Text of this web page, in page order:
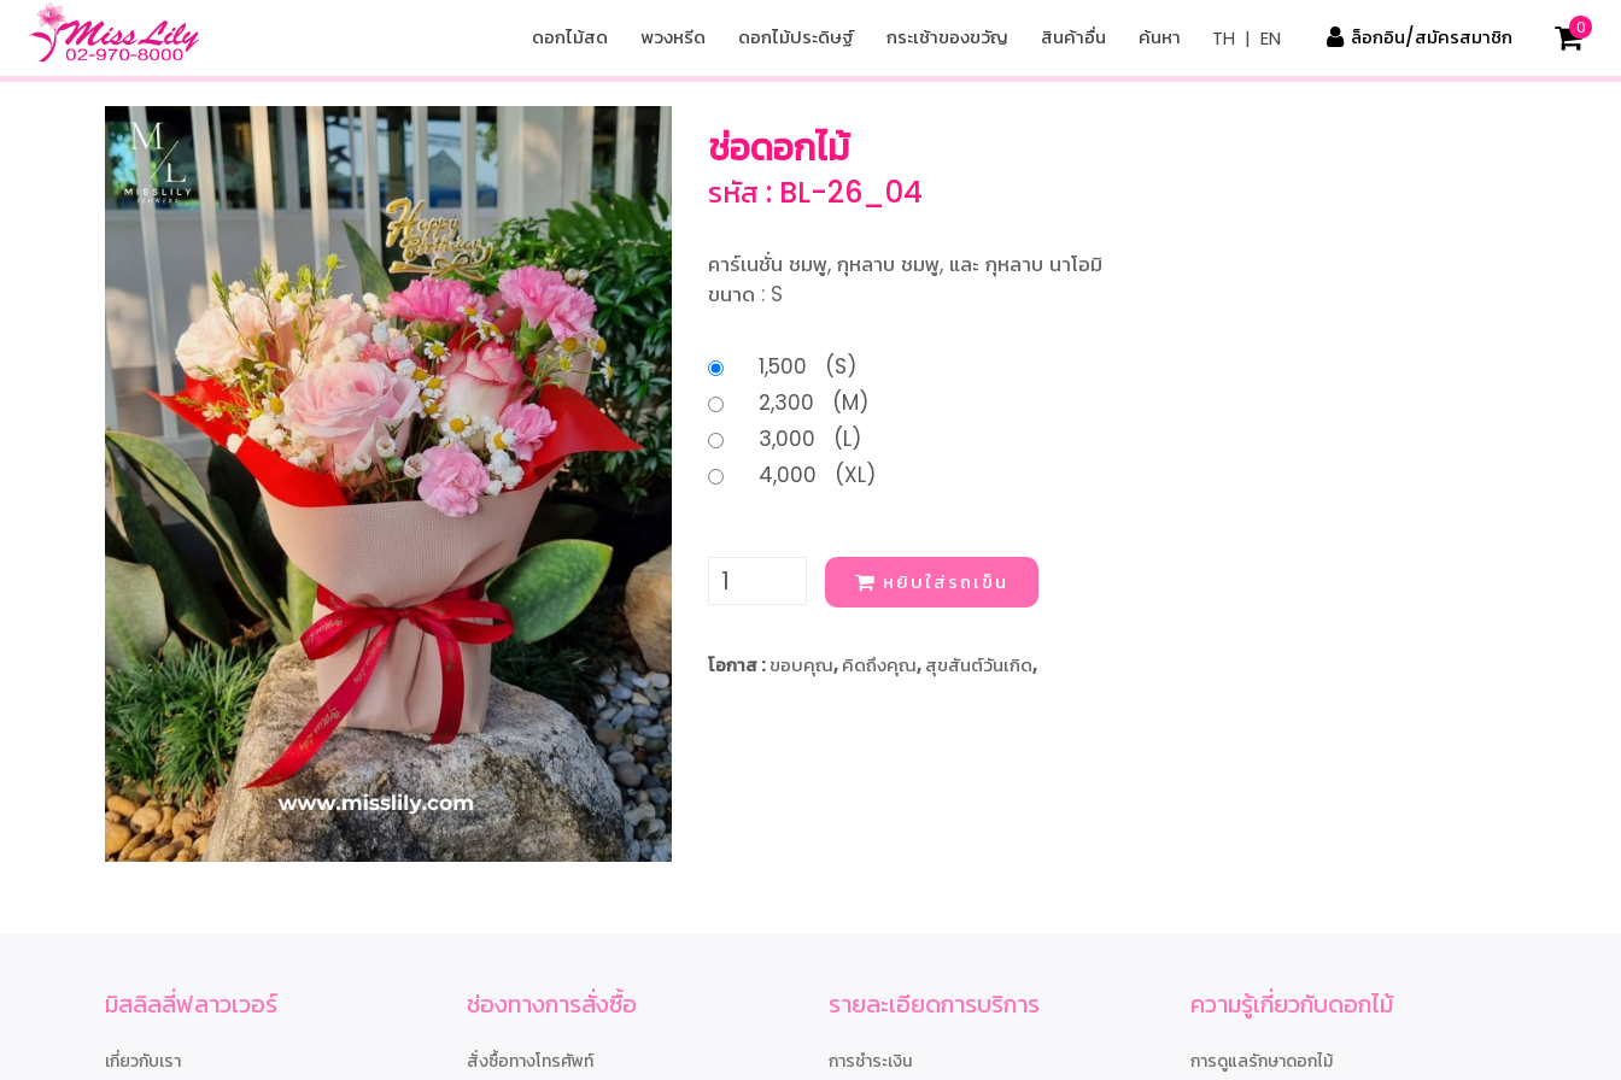
ดอกไม้สด พวงหรีด ดอกไม้ประดิษฐ์ กระเช้าของขวัญ สินค้าอื่น ค้นหา TH | EN ล็อกอิน/สมัครสมาชิก 0
ช่อดอกไม้
รหัส : BL-26_04
คาร์เนชั่น ชมพู, กุหลาบ ชมพู, และ กุหลาบ นาโอมิ
ขนาด : S
1,500 (S)
2,300 (M)
3,000 (L)
4,000 (XL)
หยิบใส่รถเข็น
โอกาส :ขอบคุณ,คิดถึงคุณ,สุขสันต์วันเกิด,
มิสลิลลี่ฟลาวเวอร์
เกี่ยวกับเรา
ช่องทางการสั่งซื้อ
สั่งซื้อทางโทรศัพท์
รายละเอียดการบริการ
การชำระเงิน
ความรู้เกี่ยวกับดอกไม้
การดูแลรักษาดอกไม้